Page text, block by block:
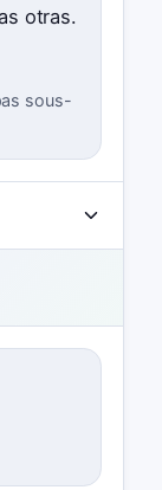
otras.
sous-